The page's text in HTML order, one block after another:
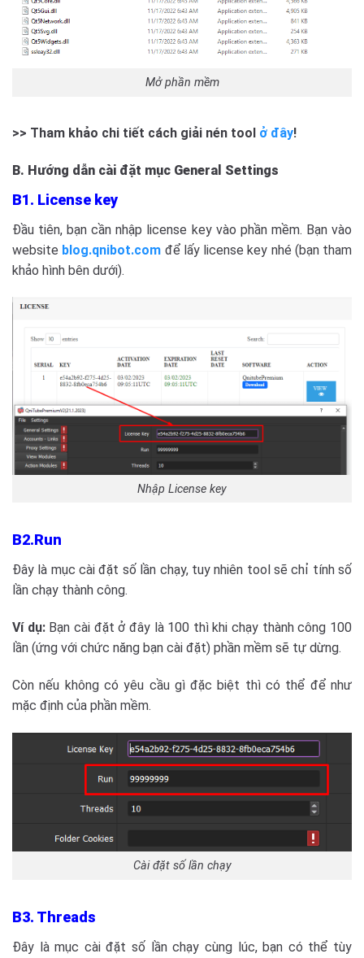
Mở phần mềm
>> Tham khảo chi tiết cách giải nén tool ở đây!
B. Hướng dẫn cài đặt mục General Settings
B1. License key
Đầu tiên, bạn cần nhập license key vào phần mềm. Bạn vào
website blog.qnibot.com để lấy license key nhé (bạn tham
khảo hình bên dưới).
Nhập License key
B2.Run
Đây là mục cài đặt số lần chạy, tuy nhiên tool sẽ chỉ tính số
lần chạy thành công.
Ví dụ:Bạn cài đặt ở đây là 100 thì khi chạy thành công 100
lần (ứng với chức năng bạn cài đặt) phần mềm sẽ tự dừng.
Còn nếu không có yêu cầu gì đặc biệt thì có thể để như
mặc định của phần mềm.
Cài đặt số lần chạy
B3. Threads
Đây là mục cài đặt số lần chạy cùng lúc, bạn có thể tùy